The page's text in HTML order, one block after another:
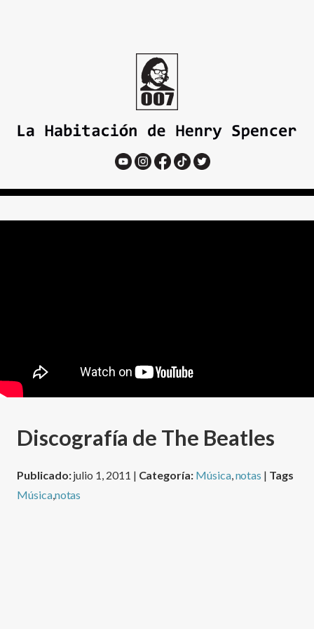
Discografí­a de The Beatles
Publicado:julio 1, 2011 | Categoría: Música, notas | Tags
Música,notas